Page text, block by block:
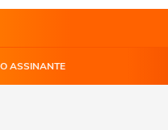
ASSINANTE